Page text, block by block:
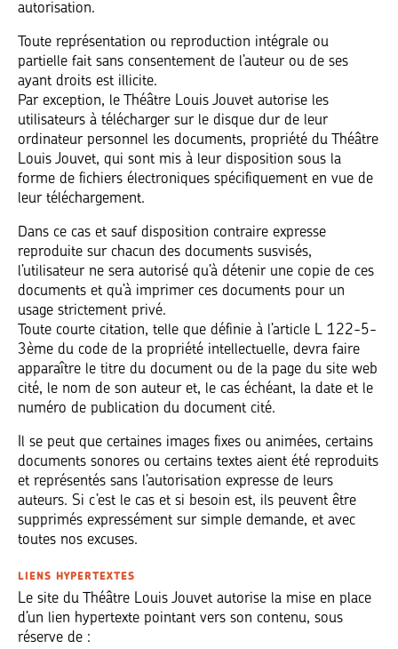
autorisation.
Toute représentation ou reproduction intégrale ou
partielle fait sans consentement de l’auteur ou de ses
ayant droits est illicite.
Par exception, le Théâtre Louis Jouvet autorise les
utilisateurs à télécharger sur le disque dur de leur
ordinateur personnel les documents, propriété du Théâtre
Louis Jouvet, qui sont mis à leur disposition sous la
forme de fichiers électroniques spécifiquement en vue de
leur téléchargement.
Dans ce cas et sauf disposition contraire expresse
reproduite sur chacun des documents susvisés,
l’utilisateur ne sera autorisé qu’à détenir une copie de ces
documents et qu’à imprimer ces documents pour un
usage strictement privé.
Toute courte citation, telle que définie à l’article L 122-5-
3ème du code de la propriété intellectuelle, devra faire
apparaître le titre du document ou de la page du site web
cité, le nom de son auteur et, le cas échéant, la date et le
numéro de publication du document cité.
Il se peut que certaines images fixes ou animées, certains
documents sonores ou certains textes aient été reproduits
et représentés sans l’autorisation expresse de leurs
auteurs. Si c’est le cas et si besoin est, ils peuvent être
supprimés expressément sur simple demande, et avec
toutes nos excuses.
LIENS HYPERTEXTES
Le site du Théâtre Louis Jouvet autorise la mise en place
d’un lien hypertexte pointant vers son contenu, sous
réserve de :